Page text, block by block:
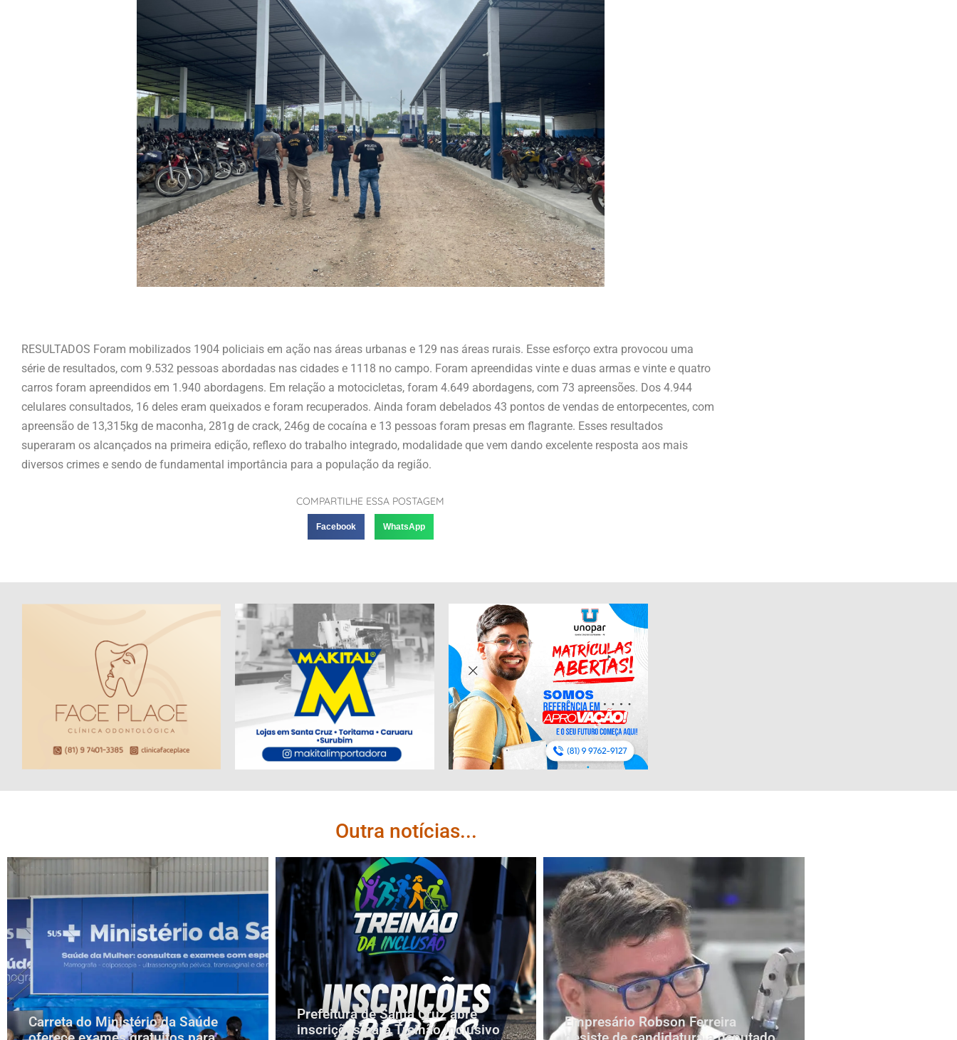
RESULTADOS Foram mobilizados 1904 policiais em ação nas áreas urbanas e 129 nas áreas rurais. Esse esforço extra provocou uma
série de resultados, com 9.532 pessoas abordadas nas cidades e 1118 no campo. Foram apreendidas vinte e duas armas e vinte e quatro
carros foram apreendidos em 1.940 abordagens. Em relação a motocicletas, foram 4.649 abordagens, com 73 apreensões. Dos 4.944
celulares consultados, 16 deles eram queixados e foram recuperados. Ainda foram debelados 43 pontos de vendas de entorpecentes, com
apreensão de 13,315kg de maconha, 281g de crack, 246g de cocaína e 13 pessoas foram presas em flagrante. Esses resultados
superaram os alcançados na primeira edição, reflexo do trabalho integrado, modalidade que vem dando excelente resposta aos mais
diversos crimes e sendo de fundamental importância para a população da região.
COMPARTILHE ESSA POSTAGEM
Facebook WhatsApp
Outra notícias...
Carreta do Ministério da Saúde
Prefeitura de Santa Cruz abre
inscrições para Treinão Inclusivo
Empresário Robson Ferreira